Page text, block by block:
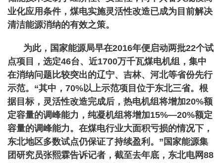
业化应用条件，煤电实施灵活性改造已成为目前解决
清洁能源消纳的有效之策。
为此，国家能源局早在2016年便启动两批22个试
点项目，选定46台、近1700万千瓦煤电机组，集中
在消纳问题比较突出的辽宁、吉林、河北等省份先行
示范。“其中，70%以上示范项目位于东北三省。根
据目标，灵活性改造完成后，热电机组将增加20%额
定容量的调峰能力，纯凝机组将增加15%—20%额定
容量的调峰能力。在煤电行业大面积亏损的情况下，
东北地区多数试点仍保证了持续盈利。”国家能源集
团研究员张熙霖告诉记者，截至去年底，东北电网88